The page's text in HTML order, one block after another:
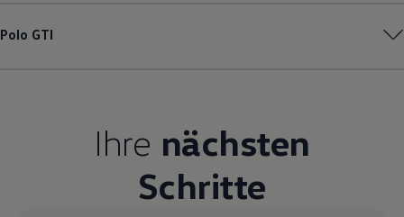
Polo GTI
Ihre nächsten
Schritte